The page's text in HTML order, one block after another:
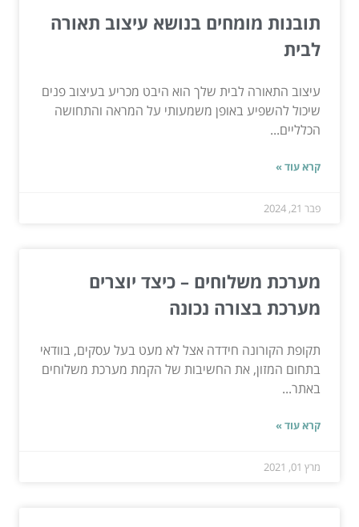
תובנות מומחים בנושא עיצוב תאורה
לבית
עיצוב התאורה לבית שלך הוא היבט מכריע בעיצוב פנים
שיכול להשפיע באופן משמעותי על המראה והתחושה
הכלליים...
קרא עוד »
פבר 21, 2024
מערכת משלוחים – כיצד יוצרים
מערכת בצורה נכונה
תקופת הקורונה חידדה אצל לא מעט בעל עסקים, בוודאי
בתחום המזון, את החשיבות של הקמת מערכת משלוחים
באתר...
קרא עוד »
מרץ 01, 2021